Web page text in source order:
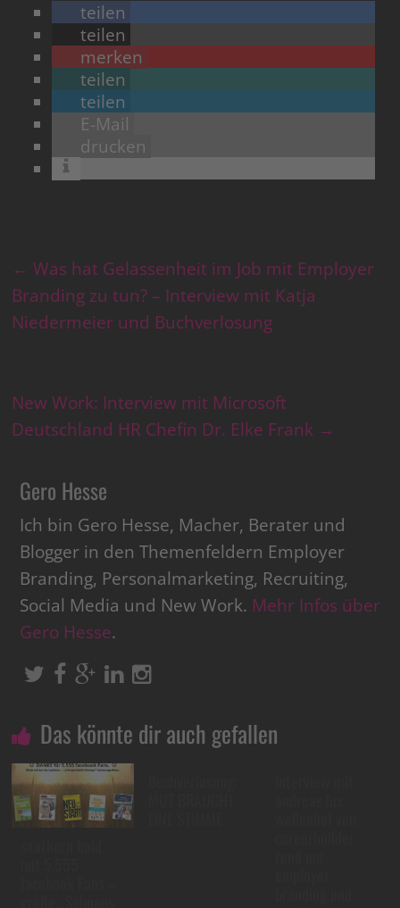
teilen
teilen
merken
teilen
teilen
E-Mail
drucken
← Was hat Gelassenheit im Job mit Employer
Branding zu tun? – Interview mit Katja
Niedermeier und Buchverlosung
New Work: Interview mit Microsoft
Deutschland HR Chefin Dr. Elke Frank →
Gero Hesse
Ich bin Gero Hesse, Macher, Berater und
Blogger in den Themenfeldern Employer
Branding, Personalmarketing, Recruiting,
Social Media und New Work. Mehr Infos über
Gero Hesse.
Das könnte dir auch gefallen